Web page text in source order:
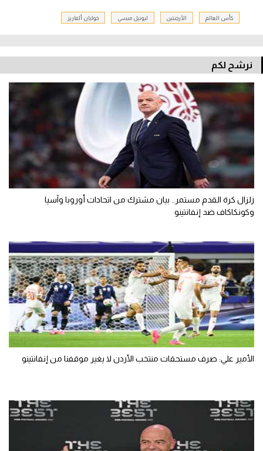
كأس العالم الأرجنتين ليونيل ميسي خوليان ألفاريز
نرشح لكم
زلزال كرة القدم مستمر.. بيان مشترك من اتحادات أوروبا وآسيا
وكونكاكاف ضد إنفانتينو
الأمير علي: صرف مستحقات منتخب الأردن لا يغير موقفنا من إنفانتينو